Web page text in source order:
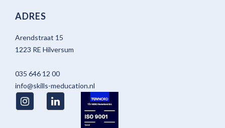
ADRES
Arendstraat 15
1223 RE Hilversum
035 646 12 00
info@skills-meducation.nl